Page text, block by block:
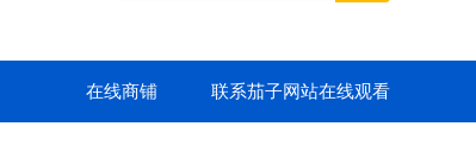
在线商铺 联系茄子网站在线观看